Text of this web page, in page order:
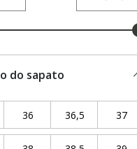
do sapato
by Tamanho do sapato: 35
36 Refine by Tamanho
36,5 Refine by
37